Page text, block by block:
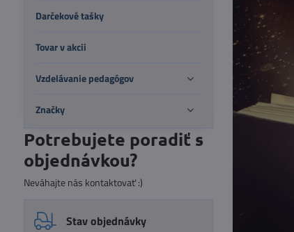
Darčekové tašky
Tovar v akcii
Vzdelávanie pedagógov
Značky
Potrebujete poradiť s
objednávkou?
Neváhajte nás kontaktovať :)
Stav objednávky